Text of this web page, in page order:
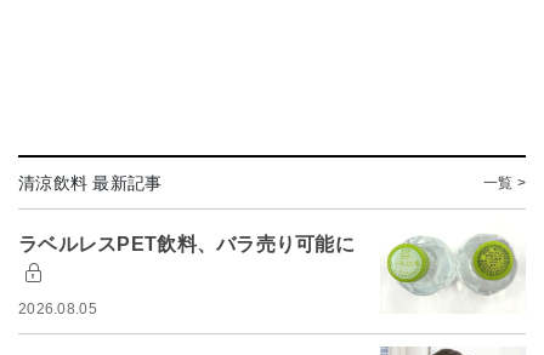
清涼飲料 最新記事 一覧 >
ラベルレスPET飲料、バラ売り可能に
2026.08.05